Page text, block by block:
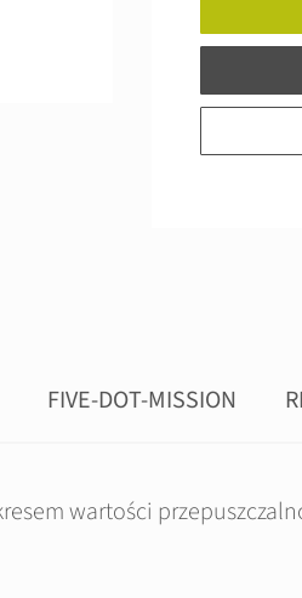
FIVE-DOT-MISSION
wartości